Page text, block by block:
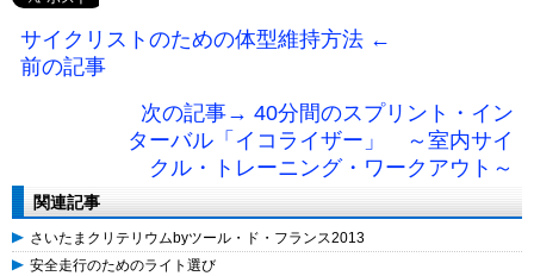
サイクリストのための体型維持方法 ←
前の記事
次の記事→ 40分間のスプリント・イン
ターバル「イコライザー」 ～室内サイ
クル・トレーニング・ワークアウト～
関連記事
さいたまクリテリウムbyツール・ド・フランス2013
安全走行のためのライト選び